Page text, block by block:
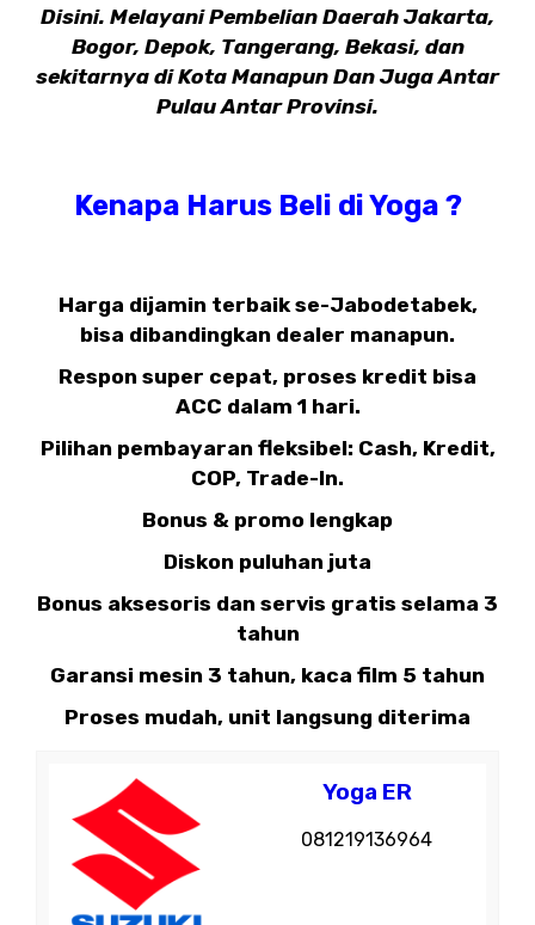
Disini. Melayani Pembelian Daerah Jakarta,
Bogor, Depok, Tangerang, Bekasi, dan
sekitarnya di Kota Manapun Dan Juga Antar
Pulau Antar Provinsi.
Kenapa Harus Beli di Yoga ?
Harga dijamin terbaik se-Jabodetabek,
bisa dibandingkan dealer manapun.
Respon super cepat, proses kredit bisa
ACC dalam 1 hari.
Pilihan pembayaran fleksibel: Cash, Kredit,
COP, Trade-In.
Bonus & promo lengkap
Diskon puluhan juta
Bonus aksesoris dan servis gratis selama 3
tahun
Garansi mesin 3 tahun, kaca film 5 tahun
Proses mudah, unit langsung diterima
Yoga ER
081219136964